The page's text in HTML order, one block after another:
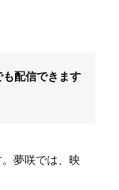
配信できます
夢咲では、映